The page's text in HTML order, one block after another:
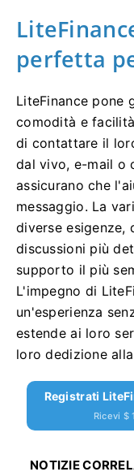
perfetta
LiteFinance pone
comodità e
di contattare il
dal vivo, e-mail o
assicurano che
messaggio. La
diverse esigenze,
discussioni più
supporto il più
L'impegno di
un'esperienza
estende ai loro
loro dedizione
Registrati
Ricevi $
NOTIZIE